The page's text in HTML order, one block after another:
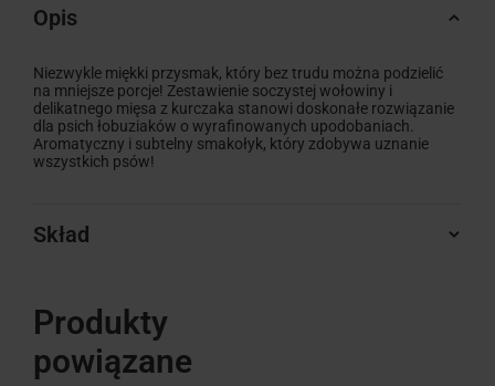
Opis
Niezwykle miękki przysmak, który bez trudu można podzielić
na mniejsze porcje! Zestawienie soczystej wołowiny i
delikatnego mięsa z kurczaka stanowi doskonałe rozwiązanie
dla psich łobuziaków o wyrafinowanych upodobaniach.
Aromatyczny i subtelny smakołyk, który zdobywa uznanie
wszystkich psów!
Skład
Produkty
powiązane